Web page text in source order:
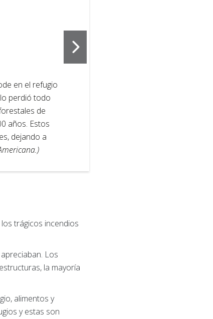
en el refugio
perdió todo
de
años. Estos
dejando a
trágicos incendios
Los
la mayoría
alimentos y
y estas son